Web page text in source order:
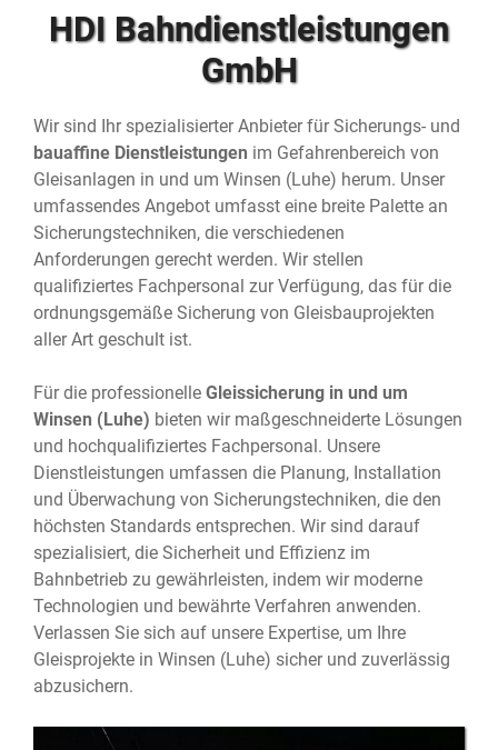
HDI Bahndienstleistungen
GmbH
Wir sind Ihr spezialisierter Anbieter für Sicherungs- und
bauaffine Dienstleistungen im Gefahrenbereich von
Gleisanlagen in und um Winsen (Luhe) herum. Unser
umfassendes Angebot umfasst eine breite Palette an
Sicherungstechniken, die verschiedenen
Anforderungen gerecht werden. Wir stellen
qualifiziertes Fachpersonal zur Verfügung, das für die
ordnungsgemäße Sicherung von Gleisbauprojekten
aller Art geschult ist.
Für die professionelle Gleissicherung in und um
Winsen (Luhe) bieten wir maßgeschneiderte Lösungen
und hochqualifiziertes Fachpersonal. Unsere
Dienstleistungen umfassen die Planung, Installation
und Überwachung von Sicherungstechniken, die den
höchsten Standards entsprechen. Wir sind darauf
spezialisiert, die Sicherheit und Effizienz im
Bahnbetrieb zu gewährleisten, indem wir moderne
Technologien und bewährte Verfahren anwenden.
Verlassen Sie sich auf unsere Expertise, um Ihre
Gleisprojekte in Winsen (Luhe) sicher und zuverlässig
abzusichern.